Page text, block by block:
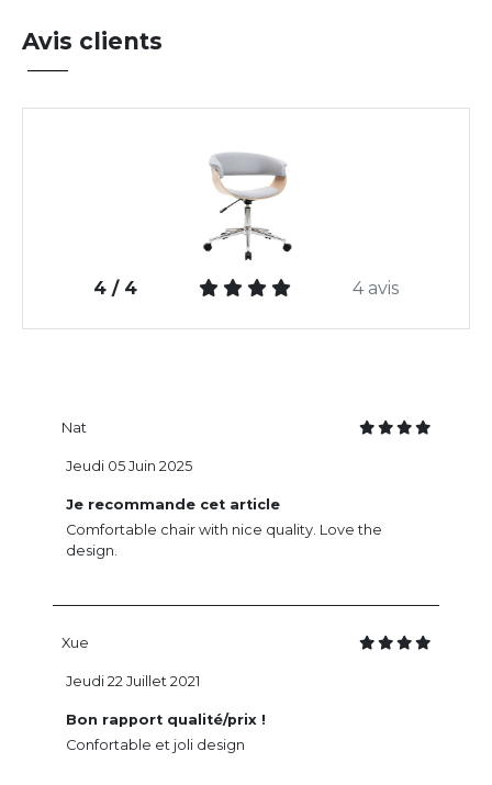
Avis clients
4 / 4 4 avis
Nat
Je recommande cet article
Comfortable chair with nice quality. Love the
design.
Jeudi 05 Juin 2025
Xue
Bon rapport qualité/prix !
Confortable et joli design
Jeudi 22 Juillet 2021